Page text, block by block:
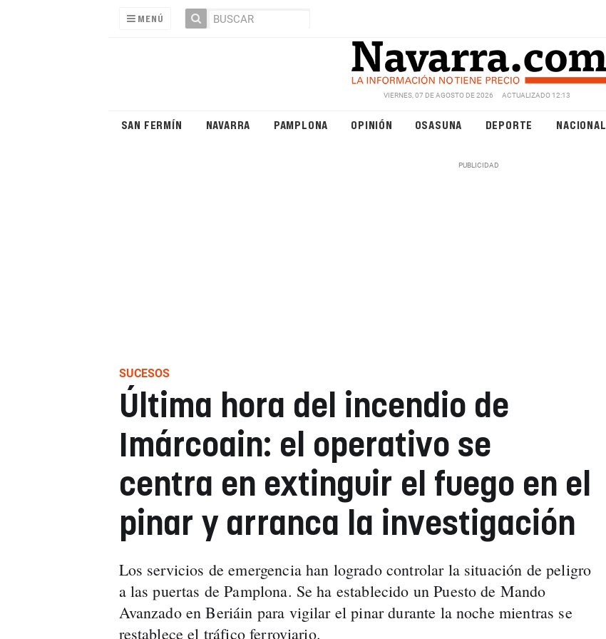
MENÚ
VIERNES, 07 DE AGOSTO DE 2026 ACTUALIZADO 12:13
SAN FERMÍN NAVARRA PAMPLONA OPINIÓN OSASUNA DEPORTE NACIONAL
SUCESOS
Última hora del incendio de
Imárcoain: el operativo se
centra en extinguir el fuego en el
pinar y arranca la investigación
Los servicios de emergencia han logrado controlar la situación de peligro
a las puertas de Pamplona. Se ha establecido un Puesto de Mando
Avanzado en Beriáin para vigilar el pinar durante la noche mientras se
restablece el tráfico ferroviario.